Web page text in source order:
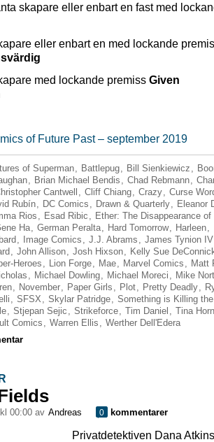
skapare eller enbart en fast med
eller enbart en med lockande
med lockande premiss Given
of Future Past – september 2019
of Superman, Battlepug, Bill Sienkiewicz ,
, Brian Michael Bendis , Chad Rebmann,
Cantwell , Cliff Chiang, Crazy, Curse
Rubín, DC Comics , Drawn & Quarterly, Eleanor
Rios , Esad Ribic , Ether: The Disappearance
Ha, German Peralta, Hard Tomorrow, Harleen,
, Image Comics , J.J. Abrams , James Tynion IV
, John Allison, Josh Hixson, Kelly Sue
Heroes , Lion Forge, Mae, Marvel Comics , Matt
, Michael Dowling, Michael Moreci , Mike
, November, Paper Girls , Plot, Pretty Deadly,
, SFSX , Skylar Patridge, Something is Killing
, Stjepan Sejic , Strikeforce, Tim Daniel , Tina Horn
Comics, Warren Ellis , Werther Dell'Edera
00:00 av Andreas 0 kommentarer
Privatdetektiven Dana